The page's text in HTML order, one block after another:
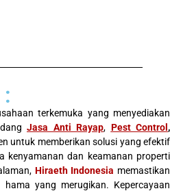
terkemuka yang menyediakan
Jasa Anti Rayap, Pest Control ,
untuk memberikan solusi yang efektif
kenyamanan dan keamanan properti
Hiraeth Indonesia memastikan
yang merugikan. Kepercayaan